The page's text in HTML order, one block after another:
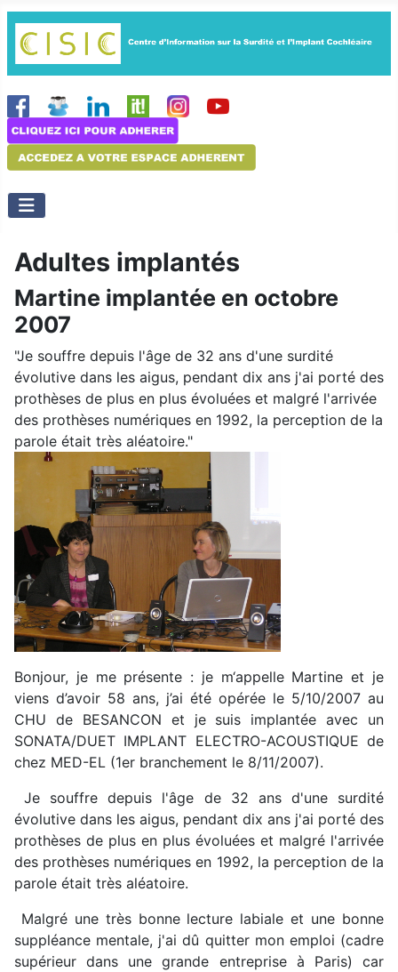
Adultes implantés
Martine implantée en octobre
2007
"Je souffre depuis l'âge de 32 ans d'une surdité
évolutive dans les aigus, pendant dix ans j'ai porté des
prothèses de plus en plus évoluées et malgré l'arrivée
des prothèses numériques en 1992, la perception de la
parole était très aléatoire."
Bonjour, je me présente : je m‘appelle Martine et je
viens d’avoir 58 ans, j’ai été opérée le 5/10/2007 au
CHU de BESANCON et je suis implantée avec un
SONATA/DUET IMPLANT ELECTRO-ACOUSTIQUE de
chez MED-EL (1er branchement le 8/11/2007).
Je souffre depuis l'âge de 32 ans d'une surdité
évolutive dans les aigus, pendant dix ans j'ai porté des
prothèses de plus en plus évoluées et malgré l'arrivée
des prothèses numériques en 1992, la perception de la
parole était très aléatoire.
Malgré une très bonne lecture labiale et une bonne
suppléance mentale, j'ai dû quitter mon emploi (cadre
supérieur dans une grande entreprise à Paris) car